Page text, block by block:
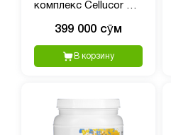
комплекс Cellucor C4
399 000 сӯм
В корзину